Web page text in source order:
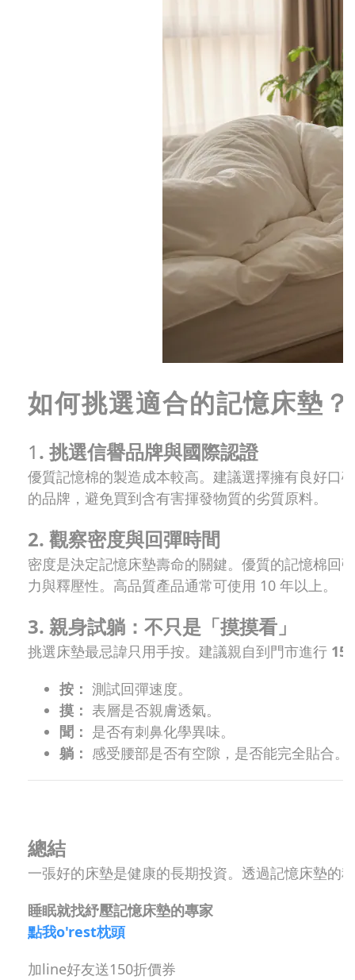
如何挑選適合的記憶床墊
1. 挑選信譽品牌與國際認證
優質記憶棉的製造成本較高。建議選擇擁有良好口
的品牌，避免買到含有害揮發物質的劣質原料。
2. 觀察密度與回彈時間
密度是決定記憶床墊壽命的關鍵。優質的記憶棉回
力與釋壓性。高品質產品通常可使用 10 年以上。
3. 親身試躺：不只是「摸摸看」
挑選床墊最忌諱只用手按。建議親自到門市進行 15
按： 測試回彈速度。
摸： 表層是否親膚透氣。
聞： 是否有刺鼻化學異味。
躺： 感受腰部是否有空隙，是否能完全貼合。
總結
一張好的床墊是健康的長期投資。透過記憶床墊的
睡眠就找紓壓記憶床墊的專家
點我o'rest枕頭
加line好友送150折價券